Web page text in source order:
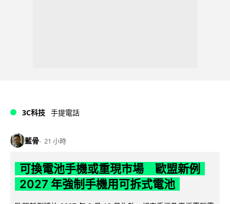
3C科技 手提電話
藍骨 21 小時
可換電池手機或重現市場 歐盟新例
2027 年強制手機用可拆式電池